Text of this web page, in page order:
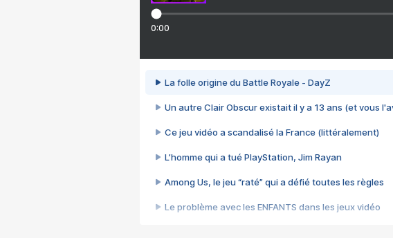
0:00
La folle origine du Battle Royale - DayZ
Un autre Clair Obscur existait il y a 13 ans (et vous
Ce jeu vidéo a scandalisé la France (littéralement)
L’homme qui a tué PlayStation, Jim Rayan
Among Us, le jeu “raté” qui a défié toutes les règles
Le problème avec les ENFANTS dans les jeux vidéo